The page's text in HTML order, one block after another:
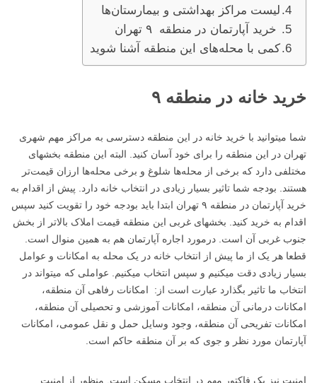
لیست مراکز بهداشتی و بیمارستان‌ها
خرید آپارتمان در منطقه ۹ تهران
کمی با محله‌های این منطقه آشنا شوید
خرید خانه در منطقه ۹
شما میتوانید با خرید خانه در این منطقه دسترسی به مراکز مهم شهری
تهران در این منطقه را برای خود آسان کنید. البته این منطقه بخشهای
مختلفی دارد که برخی از محله‌ها شلوغ و برخی محله‌ها ارزان قیمت‌تر
هستند. بودجه شما تاثیر بسیار زیادی در انتخاب خانه دارد. پیش از اقدام به
خرید آپارتمان در منطقه ۹ تهران ابتدا باید بودجه خود را تقویت کنید سپس
اقدام به خرید کنید. بخشهای غربی این منطقه قیمت املاک بالاتر از بخش
جنوب غربی آن است. درمورد اجاره آپارتمان هم به همین منوال است.
قطعا هر یک از ما پیش از انتخاب خانه در یک محله به امکانات و عوامل
بسیار زیادی دقت میکنیم و سپس انتخاب میکنیم. عواملی که میتواند در
انتخاب ما تاثیر بگذارد عبارت است از: امکانات رفاهی آن منطقه،
امکانات درمانی آن منطقه، امکانات آموزشی و تحصیلی آن منطقه،
امکانات تفریحی آن منطقه، وجود وسایل حمل و نقل عمومی، امکانات
آپارتمان مورد نظر و جوی که بر آن منطقه حاکم است.
امنیت نیز یک فاکتور مهم در انتخاب مسکن است. منظور از امنیت